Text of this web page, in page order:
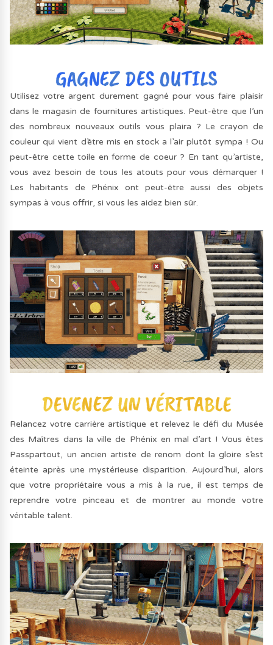
Utilisez votre argent durement gagné pour vous faire plaisir
dans le magasin de fournitures artistiques. Peut-être que l’un
des nombreux nouveaux outils vous plaira ? Le crayon de
couleur qui vient d’être mis en stock a l’air plutôt sympa ! Ou
peut-être cette toile en forme de coeur ? En tant qu’artiste,
vous avez besoin de tous les atouts pour vous démarquer !
Les habitants de Phénix ont peut-être aussi des objets
sympas à vous offrir, si vous les aidez bien sûr.
Relancez votre carrière artistique et relevez le défi du Musée
des Maîtres dans la ville de Phénix en mal d’art ! Vous êtes
Passpartout, un ancien artiste de renom dont la gloire s’est
éteinte après une mystérieuse disparition. Aujourd’hui, alors
que votre propriétaire vous a mis à la rue, il est temps de
reprendre votre pinceau et de montrer au monde votre
véritable talent.